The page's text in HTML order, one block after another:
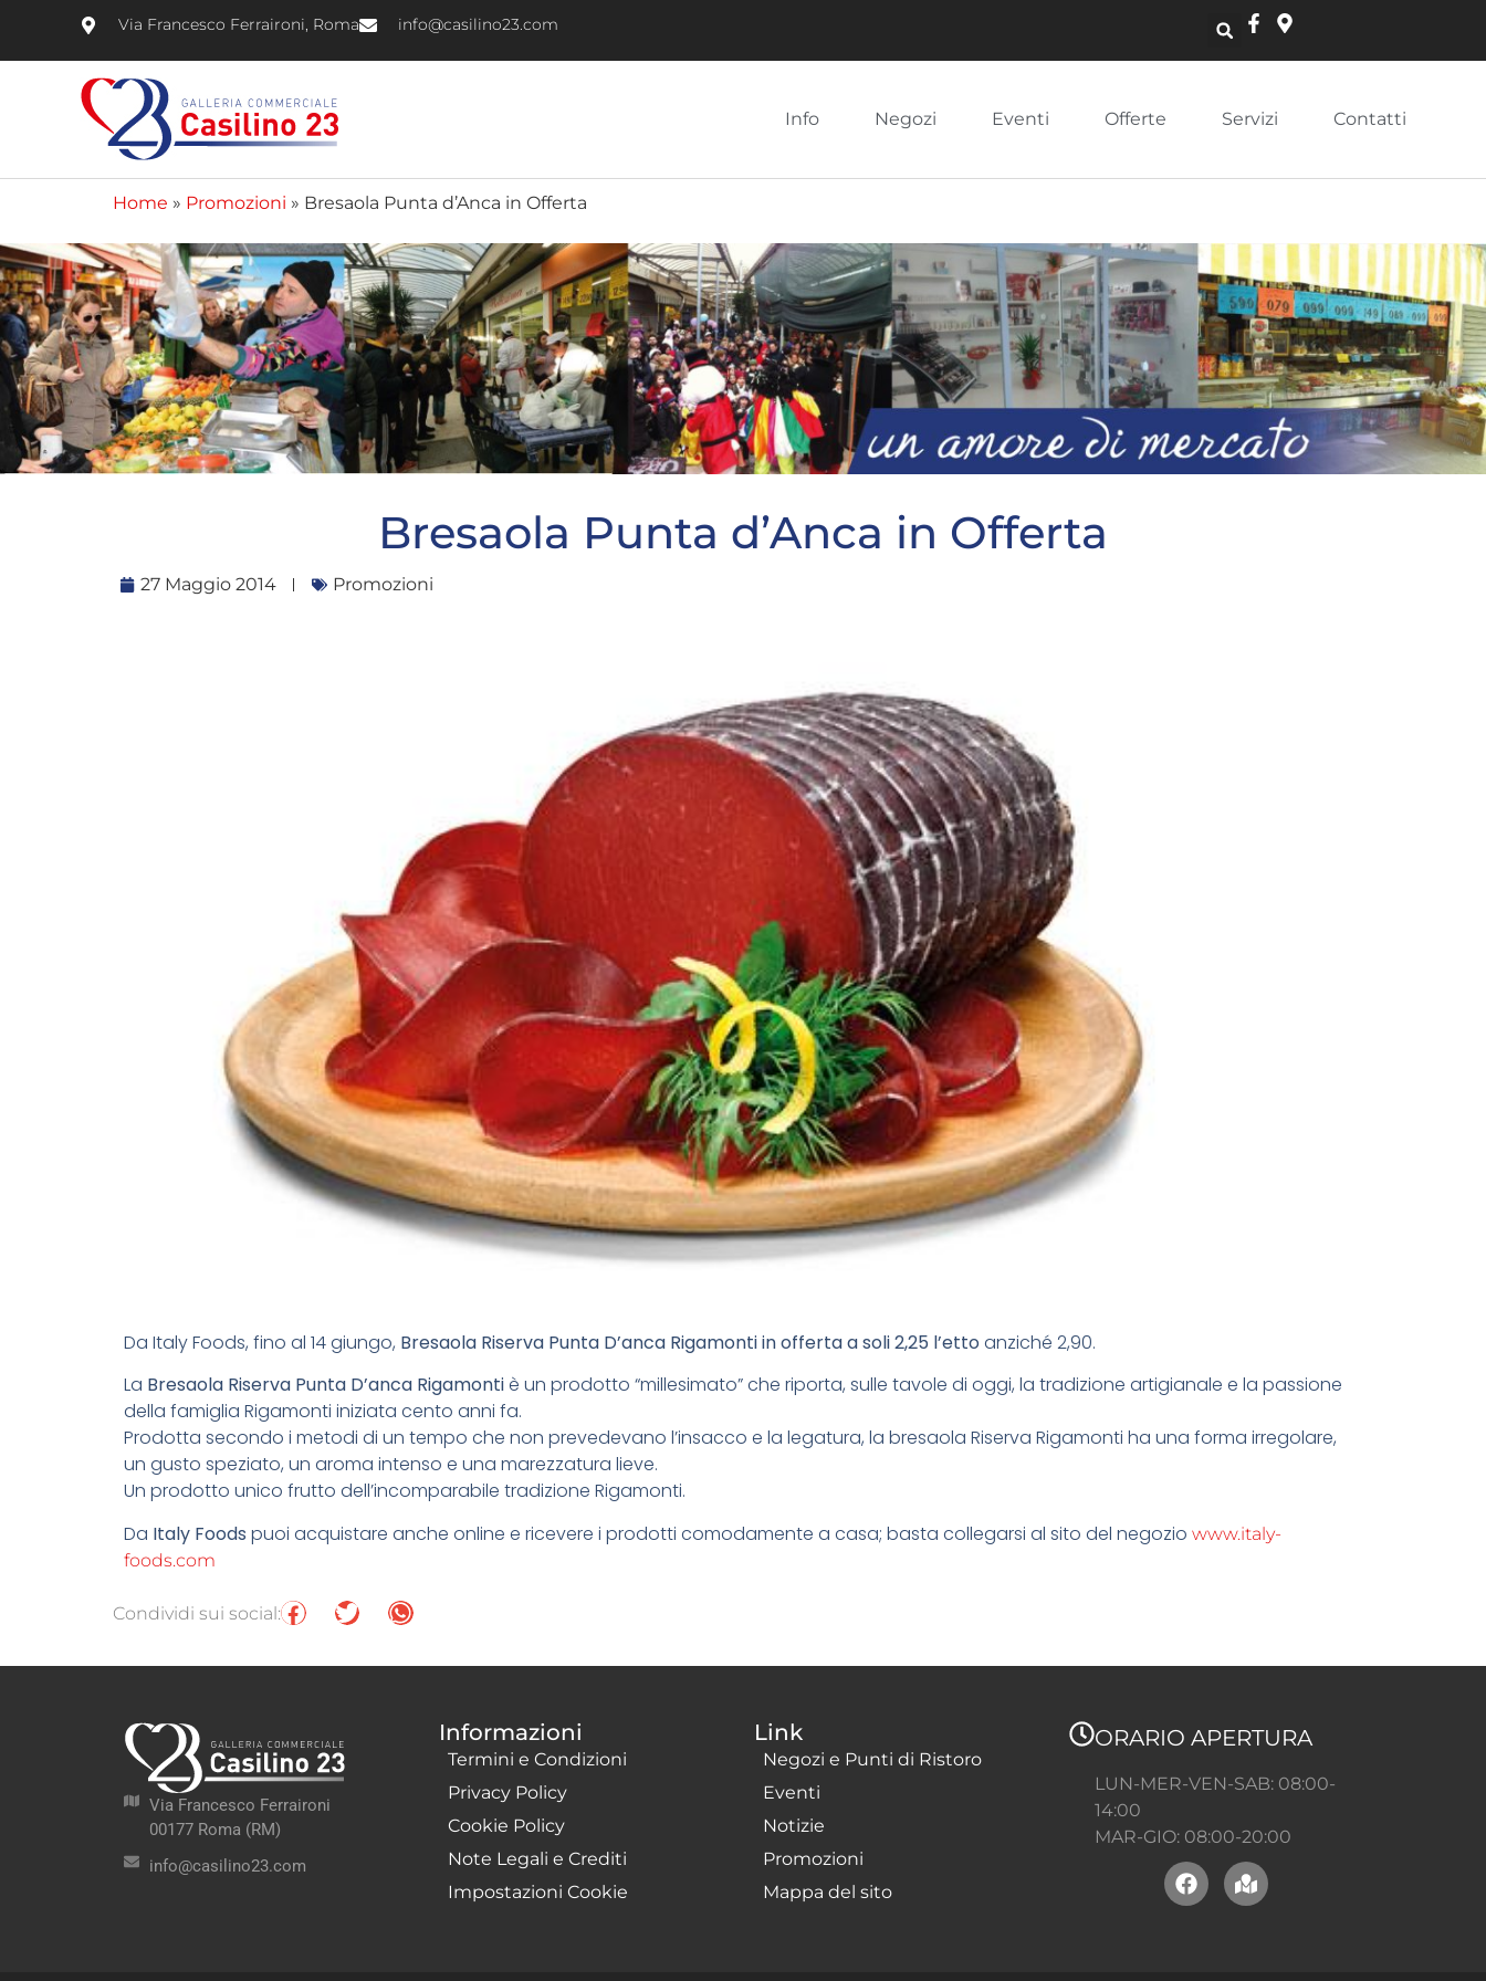
Via Francesco Ferraironi, Roma info@casilino23.com
Info Negozi Eventi Offerte Servizi Contatti
Home » Promozioni » Bresaola Punta d’Anca in Offerta
Bresaola Punta d’Anca in Offerta
27 Maggio 2014 Promozioni
Da Italy Foods, fino al 14 giungo, Bresaola Riserva Punta D’anca Rigamonti in offerta a soli 2,25 l’etto anziché 2,90.
La Bresaola Riserva Punta D’anca Rigamontiè un prodotto “millesimato” che riporta, sulle tavole di oggi, la tradizione artigianale e la passione
della famiglia Rigamonti iniziata cento anni fa.
Prodotta secondo i metodi di un tempo che non prevedevano l’insacco e la legatura, la bresaola Riserva Rigamonti ha una forma irregolare,
un gusto speziato, un aroma intenso e una marezzatura lieve.
Un prodotto unico frutto dell’incomparabile tradizione Rigamonti.
Da Italy Foods puoi acquistare anche online e ricevere i prodotti comodamente a casa; basta collegarsi al sito del negozio www.italy-
foods.com
Condividi sui social:
Via Francesco Ferraironi
00177 Roma (RM)
info@casilino23.com
Informazioni
Termini e Condizioni
Privacy Policy
Cookie Policy
Note Legali e Crediti
Impostazioni Cookie
Link
Negozi e Punti di Ristoro
Eventi
Notizie
Promozioni
Mappa del sito
ORARIO APERTURA
LUN-MER-VEN-SAB: 08:00-
14:00
MAR-GIO: 08:00-20:00